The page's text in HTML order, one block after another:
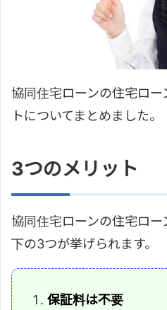
協同住宅ローンの住宅ロ
トについてまとめました。
3つのメリット
協同住宅ローンの住宅ロ
下の3つが挙げられます。
保証料は不要